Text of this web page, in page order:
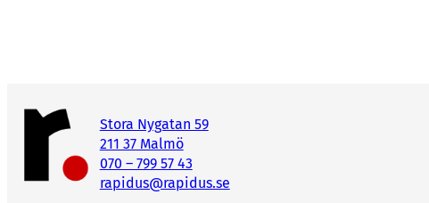
Stora Nygatan 59
211 37 Malmö
070 – 799 57 43
rapidus@rapidus.se